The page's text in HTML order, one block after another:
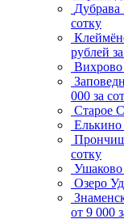
Дубрава
сотку
рублей
Вихрово
000 за
Старое
Елькино
сотку
Ушаково
Озеро
от 9 000